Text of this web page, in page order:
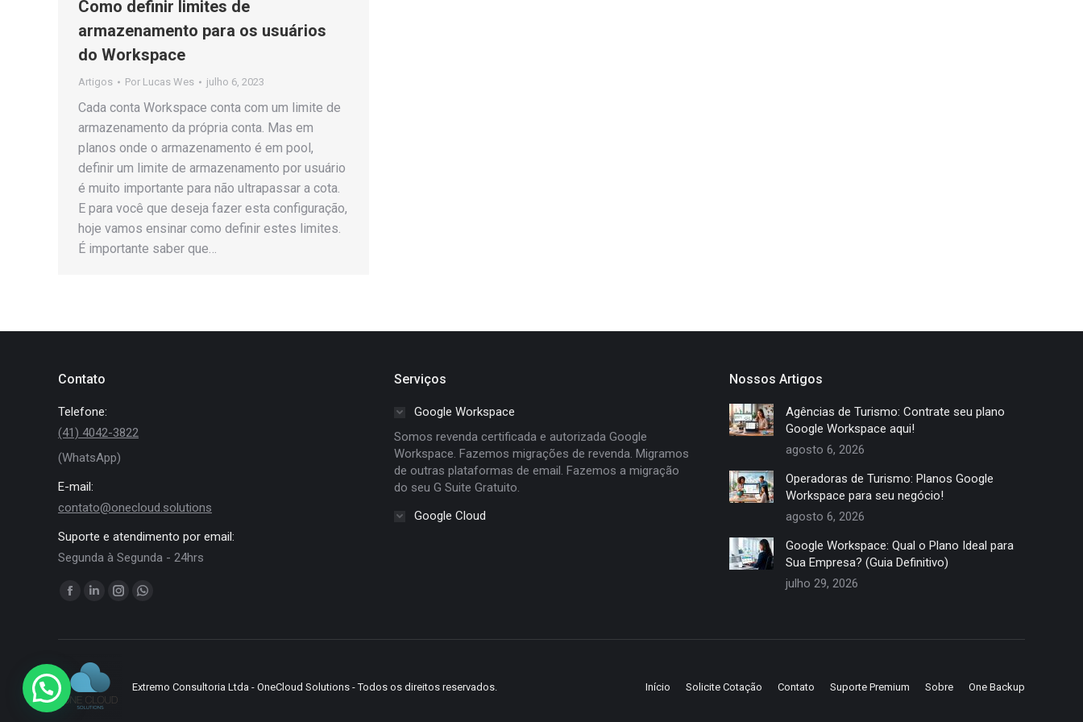
Como definir limites de
armazenamento para os usuários
do Workspace
Artigos Por Lucas Wes julho 6, 2023
Cada conta Workspace conta com um limite de
armazenamento da própria conta. Mas em
planos onde o armazenamento é em pool,
definir um limite de armazenamento por usuário
é muito importante para não ultrapassar a cota.
E para você que deseja fazer esta configuração,
hoje vamos ensinar como definir estes limites.
É importante saber que…
Contato
Telefone:
(41) 4042-3822
(WhatsApp)
E-mail:
contato@onecloud.solutions
Suporte e atendimento por email:
Segunda à Segunda - 24hrs
Encontre-nos em:
Facebook
opens
new
window
Linkedin
opens
in
new
window
Instagram
opens
new
window
Whatsapp
opens
new
Serviços
Google Workspace
Somos revenda certificada e autorizada Google
Workspace. Fazemos migrações de revenda. Migramos
de outras plataformas de email. Fazemos a migração
do seu G Suite Gratuito.
Google Cloud
Nossos Artigos
Agências de Turismo: Contrate seu plano
Google Workspace aqui!
agosto 6, 2026
Operadoras de Turismo: Planos Google
Workspace para seu negócio!
agosto 6, 2026
Google Workspace: Qual o Plano Ideal para
Sua Empresa? (Guia Definitivo)
julho 29, 2026
Extremo Consultoria Ltda - OneCloud Solutions - Todos os direitos reservados. Início Solicite Cotação Contato Suporte Premium Sobre One Backup